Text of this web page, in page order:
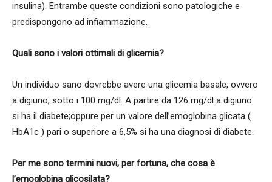
insulina). Entrambe queste condizioni sono patologiche e
predispongono ad infiammazione.
Quali sono i valori ottimali di glicemia?
Un individuo sano dovrebbe avere una glicemia basale, ovvero
a digiuno, sotto i 100 mg/dl. A partire da 126 mg/dl a digiuno
si ha il diabete;oppure per un valore dell’emoglobina glicata (
HbA1c ) pari o superiore a 6,5% si ha una diagnosi di diabete.
Per me sono termini nuovi, per fortuna, che cosa è
l’emoglobina glicosilata?